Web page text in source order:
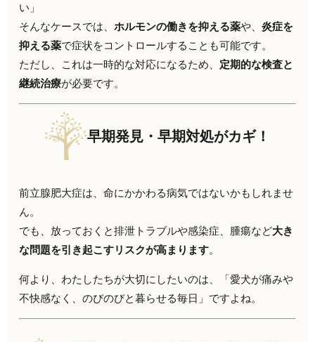
い」
そんなケースでは、ホルモンの働きを抑える薬や、炎症を
抑える薬で症状をコントロールすることも可能です。
ただし、これは一時的な対応になるため、 定期的な検査と
継続治療が必要です。
早期発見・早期対処がカギ！
前立腺肥大症は、命にかかわる病気ではないかもしれませ
ん。
でも、放っておくと排泄トラブルや感染症、腫瘍など大き
な問題を引き起こすリスクが高まります。
何より、わたしたちが大切にしたいのは、「愛犬が痛みや
不快感なく、のびのびと暮らせる毎日」ですよね。